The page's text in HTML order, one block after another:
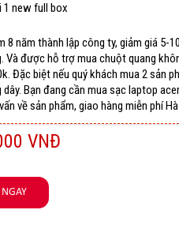
new full box
8 năm thành lập công ty, giảm giá 5-
Và được hỗ trợ mua chuột quang
Đặc biệt nếu quý khách mua 2 sản
Bạn đang cần mua sạc laptop
về sản phẩm, giao hàng miễn phí
VNĐ